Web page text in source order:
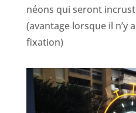
néons qui seront
(avantage lorsque il n’y
fixation)